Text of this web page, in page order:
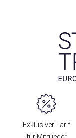
Exklusiver Tarif